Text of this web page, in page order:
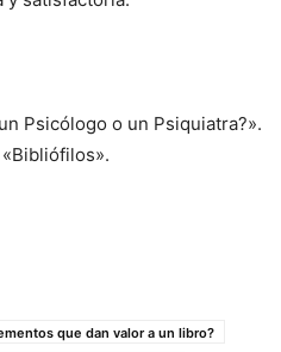
Psicólogo o un Psiquiatra?».
«Bibliófilos».
que dan valor a un libro?